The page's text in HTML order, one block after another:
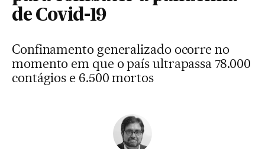
de Covid-19
Confinamento generalizado ocorre no
momento em que o país ultrapassa 78.000
contágios e 6.500 mortos